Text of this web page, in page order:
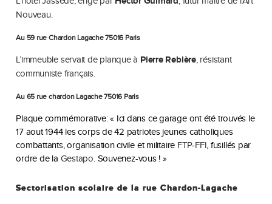
Nouveau.
Au 59 rue Chardon Lagache 75016 Paris
L’immeuble servait de planque à Pierre Rebière, résistant
communiste français.
Au 65 rue chardon Lagache 75016 Paris
Plaque commémorative: « Ici dans ce garage ont été trouvés le
17 aout 1944 les corps de 42 patriotes jeunes catholiques
combattants, organisation civile et militaire FTP-FFI, fusillés par
ordre de la Gestapo. Souvenez-vous ! »
Sectorisation scolaire de la rue Chardon-Lagache